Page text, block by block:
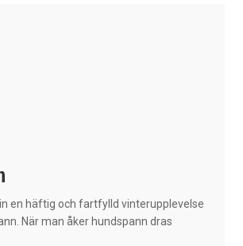
en häftig och fartfylld vinterupplevelse
När man åker hundspann dras